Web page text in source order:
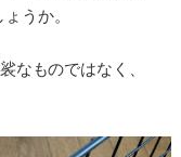
うか。
なものではなく、